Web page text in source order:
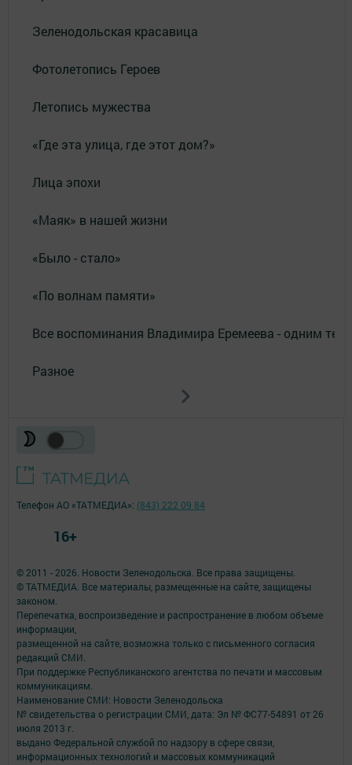
Зеленодольская красавица
Фотолетопись Героев
Летопись мужества
«Где эта улица, где этот дом?»
Лица эпохи
«Маяк» в нашей жизни
«Было - стало»
«По волнам памяти»
Все воспоминания Владимира Еремеева - одним
Разное
© 2011 - 2026. Новости Зеленодольска. Все права защищены.
© ТАТМЕДИА. Все материалы, размещенные на сайте, защищены
законом.
Перепечатка, воспроизведение и распространение в любом объеме
информации,
размещенной на сайте, возможна только с письменного согласия
редакций СМИ.
При поддержке Республиканского агентства по печати и массовым
коммуникациям.
Наименование СМИ: Новости Зеленодольска
№ свидетельства о регистрации СМИ, дата: Эл № ФС77-54891 от 26
июля 2013 г.
выдано Федеральной службой по надзору в сфере связи,
информационных технологий и массовых коммуникаций
Телефон АО «ТАТМЕДИА»: (843) 222 09 84
16+